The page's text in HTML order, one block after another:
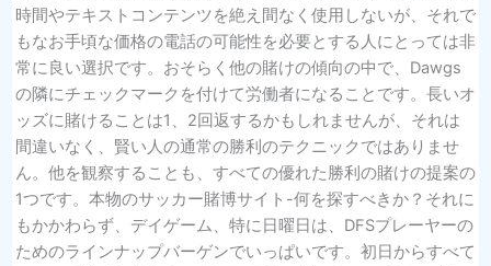
時間やテキストコンテンツを絶え間なく使用しないが、それで
もなお手頃な価格の電話の可能性を必要とする人にとっては非
常に良い選択です。おそらく他の賭けの傾向の中で、Dawgs
の隣にチェックマークを付けて労働者になることです。長いオ
ッズに賭けることは1、2回返するかもしれませんが、それは
間違いなく、賢い人の通常の勝利のテクニックではありませ
ん。他を観察することも、すべての優れた勝利の賭けの提案の
1つです。本物のサッカー賭博サイト-何を探すべきか？それに
もかかわらず、デイゲーム、特に日曜日は、DFSプレーヤーの
ためのラインナップバーゲンでいっぱいです。初日からすべて